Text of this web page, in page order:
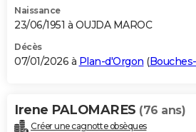
Dictionnaire
Biographies
Citations
Expressions
Proverbes
PROGRAMME TV
S'inscrire
Se connecter
Lycées
Collèges
Primaires
Universités
Entreprises
Service militaire
Avis de recherche
AVIS DE DÉCÈS
Bricolage
Lifestyle
Culture
Sport
Auto
Television
Voyage
Cinema
Naissance
23/06/1951 à OUJDA MAROC
Décès
07/01/2026 à Plan-d'Orgon (
Irene PALOMARES (76 ans)
Créer une cagnotte obsèques